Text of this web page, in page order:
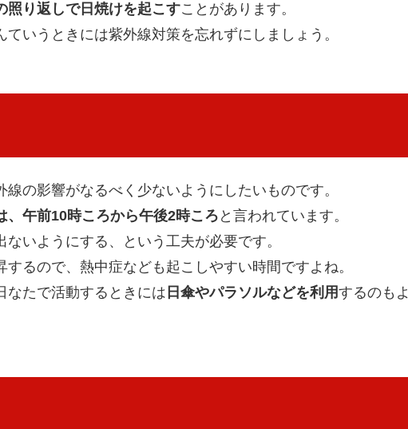
照り返しで日焼けを起こすことがあります。
いうときには紫外線対策を忘れずにしましょう。
の影響がなるべく少ないようにしたいものです。
、午前10時ころから午後2時ころ と言われています。
いようにする、という工夫が必要です。
るので、熱中症なども起こしやすい時間ですよね。
なたで活動するときには 日傘やパラソルなどを利用するのもよ